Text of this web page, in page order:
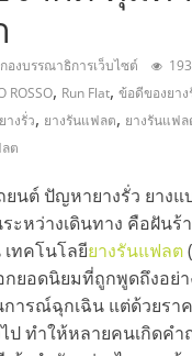
กองบรรณาธิการเว็บไซต์
ROSSO, Run Flat,ข้อดีของยา
งรั่ว, ยางรันแฟลต, ยางรันแฟล
ต
นต์ ปัญหายางรั่ว ยางแ
ะหว่างเดินทาง คือฝันร้
ทคโนโลยียางรันแฟลต
กยอดนิยมที่ถูกพูดถึงอย่า
ารณ์ฉุกเฉิน แต่ด้วยรา
ป ทำให้หลายคนเกิดคำ